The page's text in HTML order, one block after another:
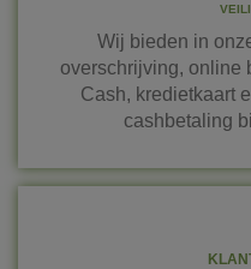
Wij bieden in
overschrijving, online
Cash, kredietkaart
cashbetaling